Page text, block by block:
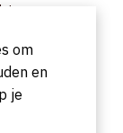
om
en
je